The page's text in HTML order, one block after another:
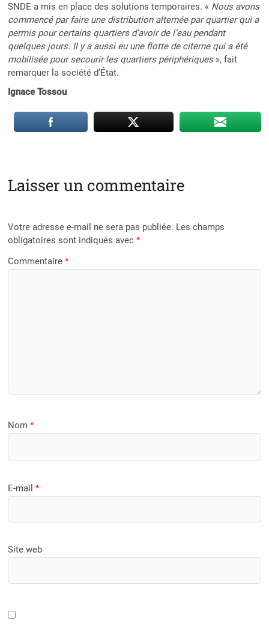
SNDE a mis en place des solutions temporaires. « Nous avons
commencé par faire une distribution alternée par quartier qui a
permis pour certains quartiers d’avoir de l’eau pendant
quelques jours. Il y a aussi eu une flotte de citerne qui a été
mobilisée pour secourir les quartiers périphériques», fait
remarquer la société d’État.
Ignace Tossou
Laisser un commentaire
Votre adresse e-mail ne sera pas publiée. Les champs
obligatoires sont indiqués avec*
Commentaire*
Nom*
E-mail*
Site web